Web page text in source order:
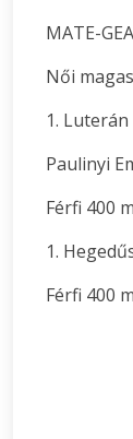
MATE-
Női
1.
Paulinyi
Férfi 400
1.
Férfi 400